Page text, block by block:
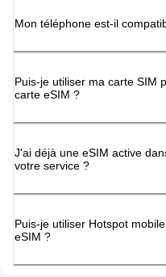
Mon téléphone est-il
Puis-je utiliser ma carte SIM
carte eSIM ?
J'ai déjà une eSIM active
votre service ?
Puis-je utiliser Hotspot
eSIM ?